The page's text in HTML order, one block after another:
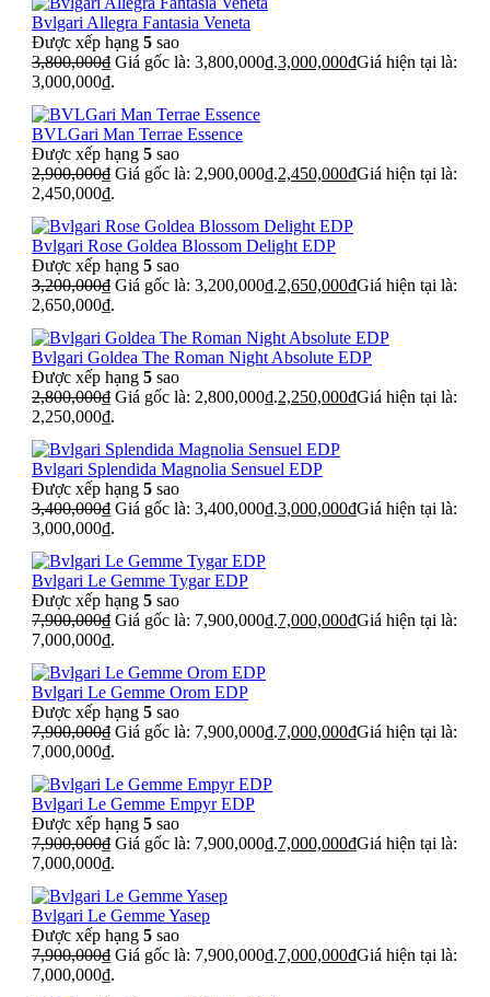
Bvlgari Allegra Fantasia Veneta
Được xếp hạng 5 sao
3,800,000₫ Giá gốc là: 3,800,000₫.3,000,000₫Giá hiện tại là:
3,000,000₫.
BVLGari Man Terrae Essence
Được xếp hạng 5 sao
2,900,000₫ Giá gốc là: 2,900,000₫.2,450,000₫Giá hiện tại là:
2,450,000₫.
Bvlgari Rose Goldea Blossom Delight EDP
Được xếp hạng 5 sao
3,200,000₫ Giá gốc là: 3,200,000₫.2,650,000₫Giá hiện tại là:
2,650,000₫.
Bvlgari Goldea The Roman Night Absolute EDP
Được xếp hạng 5 sao
2,800,000₫ Giá gốc là: 2,800,000₫.2,250,000₫Giá hiện tại là:
2,250,000₫.
Bvlgari Splendida Magnolia Sensuel EDP
Được xếp hạng 5 sao
3,400,000₫ Giá gốc là: 3,400,000₫.3,000,000₫Giá hiện tại là:
3,000,000₫.
Bvlgari Le Gemme Tygar EDP
Được xếp hạng 5 sao
7,900,000₫ Giá gốc là: 7,900,000₫.7,000,000₫Giá hiện tại là:
7,000,000₫.
Bvlgari Le Gemme Orom EDP
Được xếp hạng 5 sao
7,900,000₫ Giá gốc là: 7,900,000₫.7,000,000₫Giá hiện tại là:
7,000,000₫.
Bvlgari Le Gemme Empyr EDP
Được xếp hạng 5 sao
7,900,000₫ Giá gốc là: 7,900,000₫.7,000,000₫Giá hiện tại là:
7,000,000₫.
Bvlgari Le Gemme Yasep
Được xếp hạng 5 sao
7,900,000₫ Giá gốc là: 7,900,000₫.7,000,000₫Giá hiện tại là:
7,000,000₫.